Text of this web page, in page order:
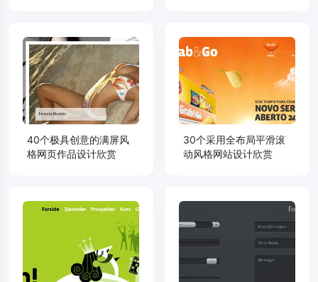
40个极具创意的满屏风
格网页作品设计欣赏
30个采用全布局平滑滚
动风格网站设计欣赏